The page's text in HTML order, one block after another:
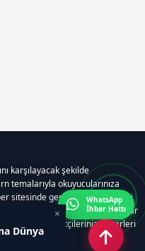
Dünya
×
karşılayacak şekilde
temalarıyla okuyucularınıza
sitesinde gerekli tüm modülleri
zamandan tasarruf sağlar
ziyaretçileriniz haberleri
WhatsApp
İhbar Hattı